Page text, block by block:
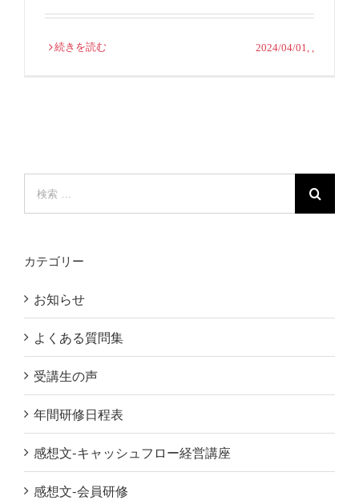
2024/04/01, ,
続きを読む
カテゴリー
お知らせ
よくある質問集
受講生の声
年間研修日程表
感想文-キャッシュフロー経営講座
感想文-会員研修